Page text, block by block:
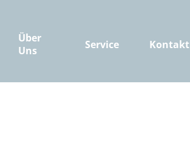
Über
Uns
Service Kontakt